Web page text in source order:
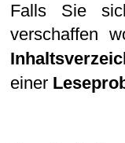
Falls Sie
verschaffen
einer